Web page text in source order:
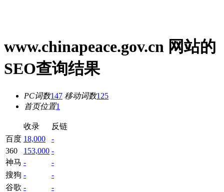
www.chinapeace.gov.cn 网站的
SEO查询结果
PC词数147 移动词数125
首页位置1
收录
反链
百度 18,000
-
360
153,000 -
神马 -
-
搜狗 -
-
谷歌 - -